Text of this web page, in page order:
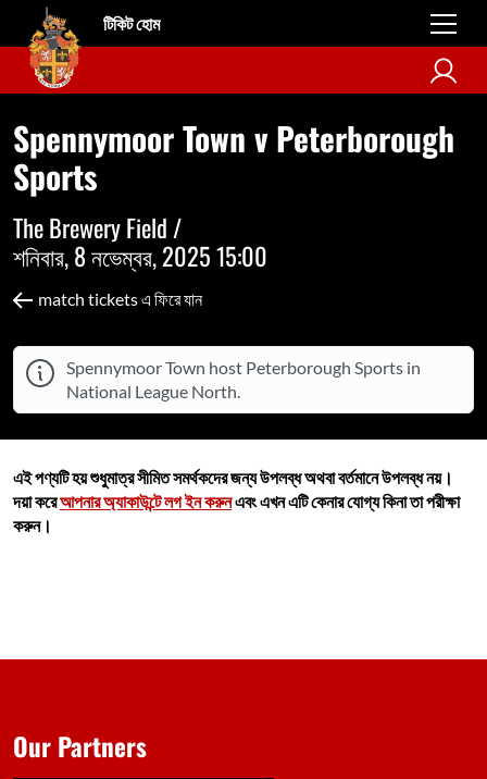
টিকিট হোম
Spennymoor Town v Peterborough
Sports
The Brewery Field /
শনিবার, 8 নভেম্বর, 2025 15:00
match tickets এ ফিরে যান
Spennymoor Town host Peterborough Sports in
National League North.
এই পণ্যটি হয় শুধুমাত্র সীমিত সমর্থকদের জন্য উপলব্ধ অথবা বর্তমানে উপলব্ধ নয়।
দয়া করেআপনার অ্যাকাউন্টে লগ ইন করুনএবং এখন এটি কেনার যোগ্য কিনা তা পরীক্ষা
করুন।
Our Partners